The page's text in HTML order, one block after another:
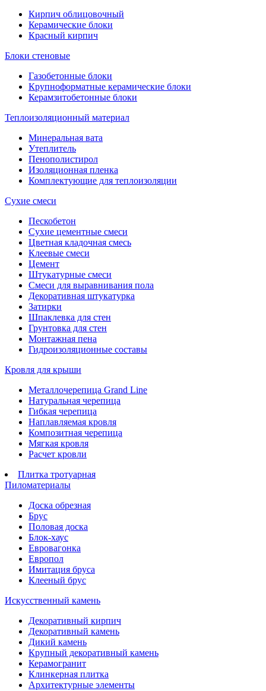
Кирпич облицовочный
Керамические блоки
Красный кирпич
Блоки стеновые
Газобетонные блоки
Крупноформатные керамические блоки
Керамзитобетонные блоки
Теплоизоляционный материал
Минеральная вата
Утеплитель
Пенополистирол
Изоляционная пленка
Комплектующие для теплоизоляции
Сухие смеси
Пескобетон
Сухие цементные смеси
Цветная кладочная смесь
Клеевые смеси
Цемент
Штукатурные смеси
Смеси для выравнивания пола
Декоративная штукатурка
Затирки
Шпаклевка для стен
Грунтовка для стен
Монтажная пена
Гидроизоляционные составы
Кровля для крыши
Металлочерепица Grand Line
Натуральная черепица
Гибкая черепица
Наплавляемая кровля
Композитная черепица
Мягкая кровля
Расчет кровли
Плитка тротуарная
Пиломатериалы
Доска обрезная
Брус
Половая доска
Блок-хаус
Евровагонка
Европол
Имитация бруса
Клееный брус
Искусственный камень
Декоративный кирпич
Декоративный камень
Дикий камень
Крупный декоративный камень
Керамогранит
Клинкерная плитка
Архитектурные элементы